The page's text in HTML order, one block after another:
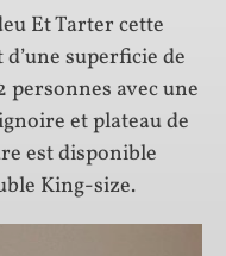
Et Tarter cette
superficie de
personnes avec une
et plateau de
est disponible
King-size.